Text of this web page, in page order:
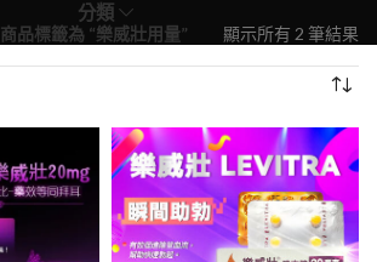
分類
商品標籤為 “樂威壯用量” 顯示所有 2 筆結果
序